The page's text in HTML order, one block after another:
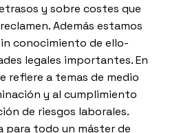
y sobre costes que
Además estamos
conocimiento de ello-
legales importantes. En
refiere a temas de medio
y al cumplimiento
de riesgos laborales.
para todo un máster de